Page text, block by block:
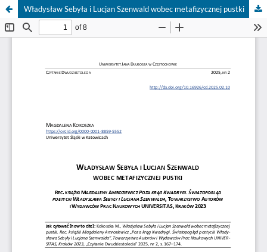
Władysław Sebyła i Lucjan Szenwald wobec metafizycznej pustki